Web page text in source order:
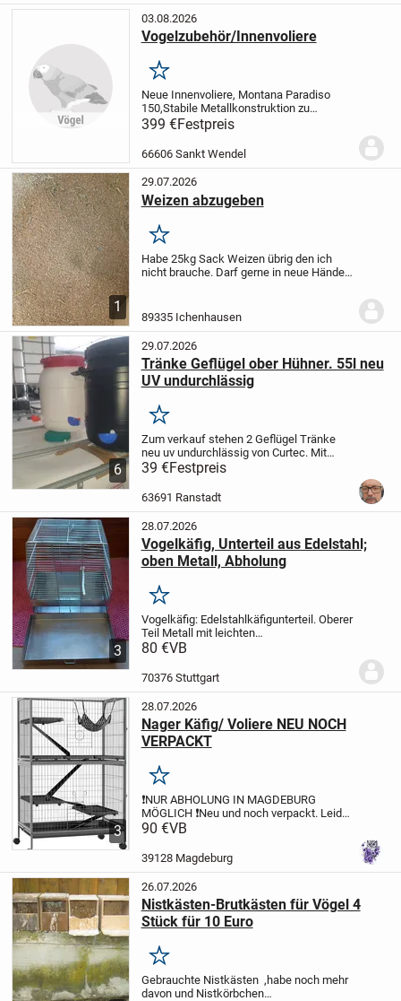
03.08.2026
Vogelzubehör/Innenvoliere
Merken
Neue Innenvoliere, Montana Paradiso
150,Stabile Metallkonstruktion zu
verkaufen!Maße:L150 x B65 x H
161cm,Gewicht cs 60 kg Rollengelagert, 4
Fronttüren, 2 kleinere Seitentüren sowie 2
herausziehbare...
399 €Festpreis
66606 Sankt Wendel
1
29.07.2026
Weizen abzugeben
Merken
Habe 25kg Sack Weizen übrig den ich
nicht brauche. Darf gerne in neue Hände.
nicht alles möchte..
89335 Ichenhausen
6
29.07.2026
Tränke Geflügel ober Hühner. 55l neu
UV undurchlässig
Merken
Zum verkauf stehen 2 Geflügel Tränke
neu uv undurchlässig von Curtec. Mit
Schraubdeckel.Sehr hochwertiger
Kunststoff. Keine Algenbildung. Der oben
angegebene Preis bezieht sich auf eine
39 €Festpreis
63691 Ranstadt
3
28.07.2026
Vogelkäfig, Unterteil aus Edelstahl;
oben Metall, Abholung
Merken
Vogelkäfig: Edelstahlkäfigunterteil. Oberer
Teil Metall mit leichten
Gebrauchsspuren.
Abholung.
80 €VB
70376 Stuttgart
3
28.07.2026
Nager Käfig/ Voliere NEU NOCH
VERPACKT
Merken
❗️NUR ABHOLUNG IN MAGDEBURG
MÖGLICH ❗️Neu und noch verpackt. Leider
erst zu spät gesehen das die Gitter
sind. Für schon ausgewachsen Tieren ist
90 €VB
39128 Magdeburg
26.07.2026
Nistkästen-Brutkästen für Vögel 4
Stück für 10 Euro
Merken
Gebrauchte Nistkästen ,habe noch mehr
davon und Nistkörbchen